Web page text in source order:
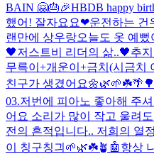
BAIN 🤗🎂🎉HBDB happy
했어! 잘자요요❤운전하는 건
랜만에 상우랑오늘도 옷 예뻤
🖤저스트비 리더의 삶..🖤추
무륵이+개운이+금치(시금치
친구가 생겼어요
03.저번에 피아노 좋아해 주
어요 소리가 많이 작고 울려
전의 흔적입니다.. 저희의 열
이 칭구칭긔🌱🌿☘️🪴 🤖 항상